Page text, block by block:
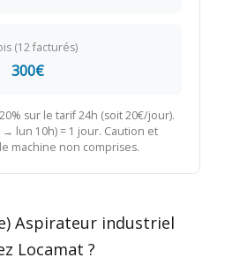
(12 facturés)
300€
sur le tarif 24h (soit 20€/jour).
lun 10h) = 1 jour. Caution et
machine non comprises.
Aspirateur industriel
Locamat ?